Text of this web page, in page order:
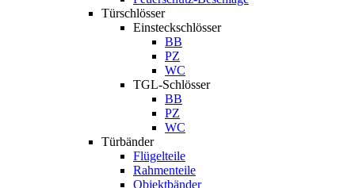
Türschlösser
Einsteckschlösser
BB
PZ
WC
TGL-Schlösser
BB
PZ
WC
Türbänder
Flügelteile
Rahmenteile
Objektbänder